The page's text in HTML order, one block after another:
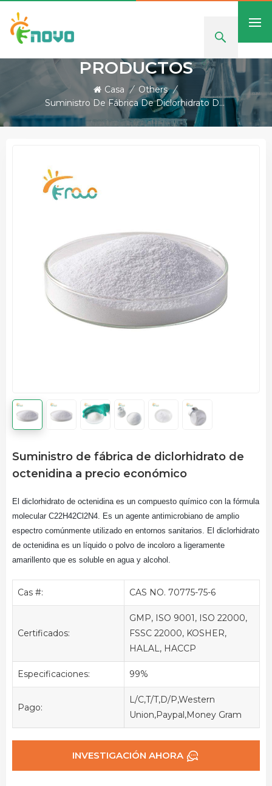
PRODUCTOS
Casa / Others /
Suministro De Fábrica De Diclorhidrato De Octenidina A Precio Económico
Suministro de fábrica de diclorhidrato de
octenidina a precio económico
El diclorhidrato de octenidina es un compuesto químico con la fórmula
molecular C22H42Cl2N4. Es un agente antimicrobiano de amplio
espectro comúnmente utilizado en entornos sanitarios. El diclorhidrato
de octenidina es un líquido o polvo de incoloro a ligeramente
amarillento que es soluble en agua y alcohol.
Cas #: CAS NO. 70775-75-6
Certificados:
GMP, ISO 9001, ISO 22000,
FSSC 22000, KOSHER,
HALAL, HACCP
Especificaciones: 99%
Pago:
L/C,T/T,D/P,Western
Union,Paypal,Money Gram
INVESTIGACIÓN AHORA